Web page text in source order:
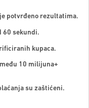
potvrđeno rezultatima.
60 sekundi.
kupaca.
10 milijuna+
su zaštićeni.